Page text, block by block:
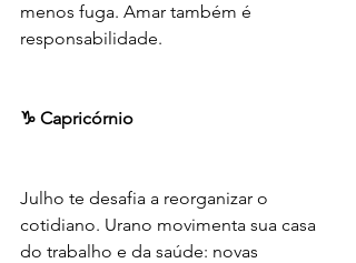
menos fuga. Amar também é
responsabilidade.
♑ Capricórnio
Julho te desafia a reorganizar o
cotidiano. Urano movimenta sua casa
do trabalho e da saúde: novas